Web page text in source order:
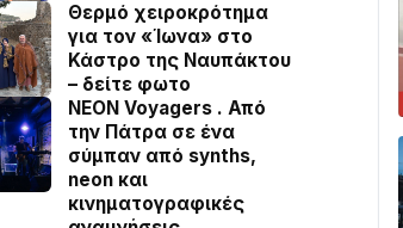
Θερμό χειροκρότημα
για τον «Ίωνα» στο
Κάστρο της Ναυπάκτου
– δείτε φωτο
NEON Voyagers . Από
την Πάτρα σε ένα
σύμπαν από synths,
neon και
κινηματογραφικές